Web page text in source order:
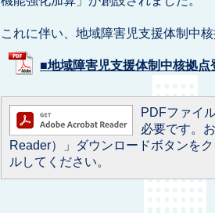
これに伴い、地域障害児支援体制中
■地域障害児支援体制中核拠
PDFファイ
必要です。
Reader）」ダウンロードボタンを
ルしてください。